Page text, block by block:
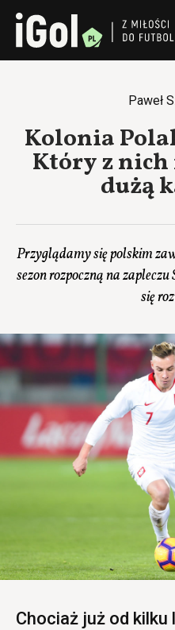
Paweł
Kolonia
Który z nich
dużą
Przyglądamy się polskim
sezon rozpoczną na
się
Chociaż już od